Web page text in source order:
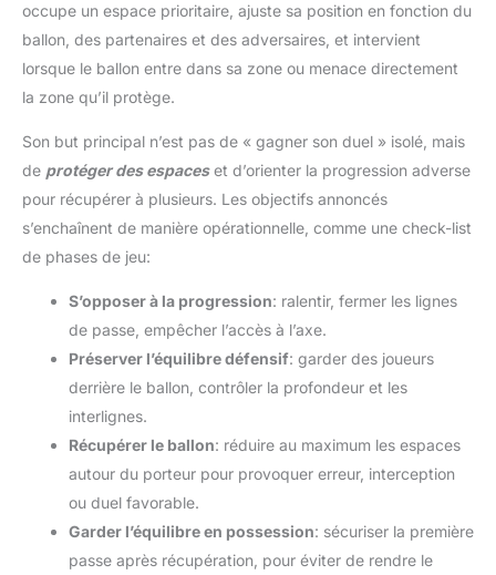
occupe un espace prioritaire, ajuste sa position en fonction du
ballon, des partenaires et des adversaires, et intervient
lorsque le ballon entre dans sa zone ou menace directement
la zone qu’il protège.
Son but principal n’est pas de « gagner son duel » isolé, mais
de protéger des espaceset d’orienter la progression adverse
pour récupérer à plusieurs. Les objectifs annoncés
s’enchaînent de manière opérationnelle, comme une check-list
de phases de jeu:
S’opposer à la progression: ralentir, fermer les lignes
de passe, empêcher l’accès à l’axe.
Préserver l’équilibre défensif: garder des joueurs
derrière le ballon, contrôler la profondeur et les
interlignes.
Récupérer le ballon: réduire au maximum les espaces
autour du porteur pour provoquer erreur, interception
ou duel favorable.
Garder l’équilibre en possession: sécuriser la première
passe après récupération, pour éviter de rendre le